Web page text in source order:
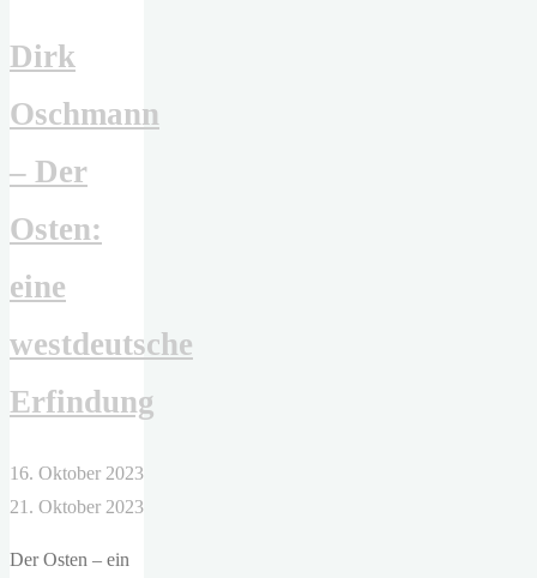
Dirk
Oschmann
– Der
Osten:
eine
westdeutsche
Erfindung
16. Oktober 2023
21. Oktober 2023
Der Osten – ein